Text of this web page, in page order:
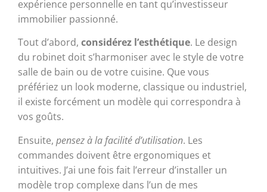
expérience personnelle en tant qu’investisseur
immobilier passionné.
Tout d’abord, considérez l’esthétique. Le design
du robinet doit s’harmoniser avec le style de votre
salle de bain ou de votre cuisine. Que vous
préfériez un look moderne, classique ou industriel,
il existe forcément un modèle qui correspondra à
vos goûts.
Ensuite, pensez à la facilité d’utilisation. Les
commandes doivent être ergonomiques et
intuitives. J’ai une fois fait l’erreur d’installer un
modèle trop complexe dans l’un de mes